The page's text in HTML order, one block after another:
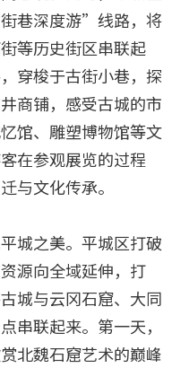
巷深度游”线路，将
等历史街区串联起
穿梭于古街小巷，探
商铺，感受古城的市
馆、雕塑博物馆等文
在参观展览的过程
与文化传承。
之美。平城区打破
源向全域延伸，打
城与云冈石窟、大同
串联起来。第一天，
北魏石窟艺术的巅峰